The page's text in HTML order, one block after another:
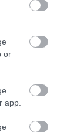
or
app.
A TEMPLOM